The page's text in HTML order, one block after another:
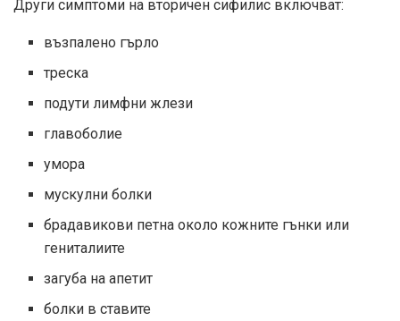
Други симптоми на вторичен сифилис включват:
възпалено гърло
треска
подути лимфни жлези
главоболие
умора
мускулни болки
брадавикови петна около кожните гънки или
гениталиите
загуба на апетит
болки в ставите